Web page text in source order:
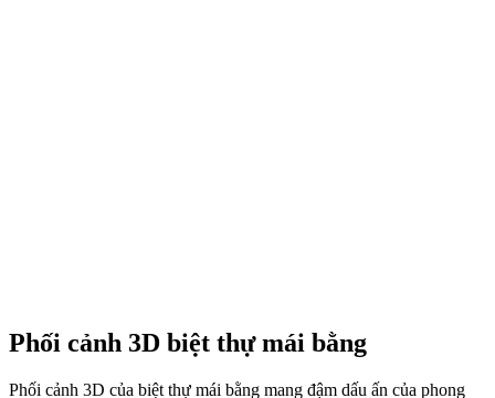
Phối cảnh 3D biệt thự mái bằng
Phối cảnh 3D của biệt thự mái bằng mang đậm dấu ấn của phong